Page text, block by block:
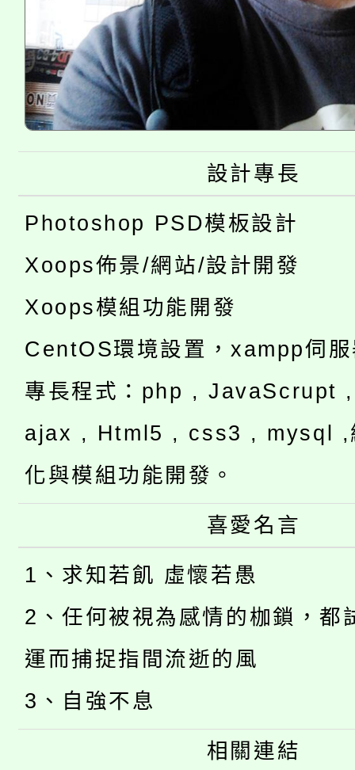
設計專長
Photoshop PSD模板設計
Xoops佈景/網站/設計開發
Xoops模組功能開發
CentOS環境設置，xampp伺
專長程式：php , JavaScrupt
ajax , Html5 , css3 , mysql ,
化與模組功能開發。
喜愛名言
1、求知若飢 虛懷若愚
2、任何被視為感情的枷鎖，都
運而捕捉指間流逝的風
3、自強不息
相關連結